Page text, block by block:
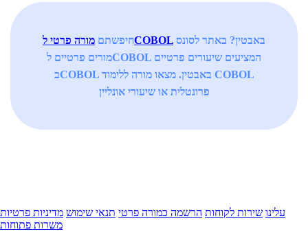
חיפשתםמורה פרטי לCOBOL
מורים פרטיים לCOBOL המציעים שיעורים פרטיים
בCOBOL באבטין. מצאו מורה ללימוד COBOL
פרונטלית או שיעורי אונליין
עלינו שירות לקוחות הרשמה כמורה פרטי תנאי שימוש מדיניות פרטיות
משרות פתוחות